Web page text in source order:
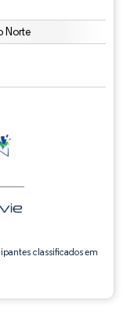
Norte
classificados em
conforme CC BY 4.0.